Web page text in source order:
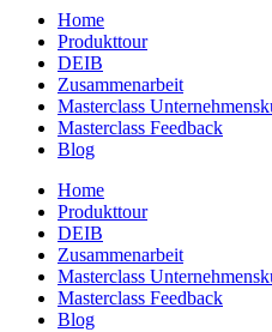
Home
Produkttour
DEIB
Zusammenarbeit
Masterclass
Masterclass Feedback
Blog
Home
Produkttour
DEIB
Zusammenarbeit
Masterclass
Masterclass Feedback
Blog